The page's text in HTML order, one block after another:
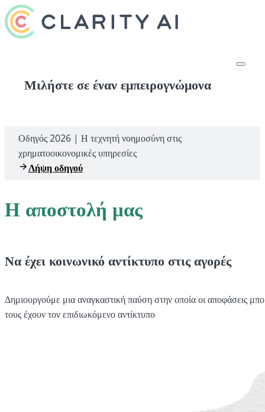
Μιλήστε σε έναν εμπειρογνώμονα
Οδηγός 2026 | Η τεχνητή νοημοσύνη στις
χρηματοοικονομικές υπηρεσίες
Λήψη οδηγού
Η αποστολή μας
Να έχει κοινωνικό αντίκτυπο στις αγορές
Δημιουργούμε μια αναγκαστική παύση στην οποία οι αποφάσεις
τους έχουν τον επιδιωκόμενο αντίκτυπο